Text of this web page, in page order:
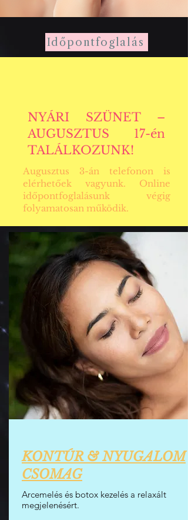
Időpontfoglalás
NYÁRI SZÜNET –
AUGUSZTUS 17-én
TALÁLKOZUNK!
Augusztus 3-án telefonon is
elérhetőek vagyunk. Online
időpontfoglalásunk végig
folyamatosan működik.
KONTÚR & NYUGALOM
CSOMAG
Arcemelés és botox kezelés a relaxált
megjelenésért.